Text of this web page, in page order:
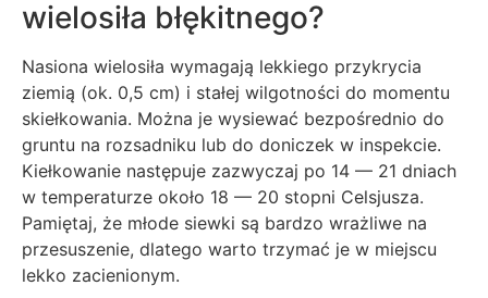
wielosiła błękitnego?
Nasiona wielosiła wymagają lekkiego przykrycia
ziemią (ok. 0,5 cm) i stałej wilgotności do momentu
skiełkowania. Można je wysiewać bezpośrednio do
gruntu na rozsadniku lub do doniczek w inspekcie.
Kiełkowanie następuje zazwyczaj po 14 — 21 dniach
w temperaturze około 18 — 20 stopni Celsjusza.
Pamiętaj, że młode siewki są bardzo wrażliwe na
przesuszenie, dlatego warto trzymać je w miejscu
lekko zacienionym.